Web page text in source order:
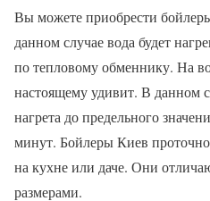
Вы можете приобрести
данном случае вода будет
по тепловому обменнику. На
настоящему удивит. В данном
нагрета до предельного
минут. Бойлеры Киев
на кухне или даче. Они
размерами.